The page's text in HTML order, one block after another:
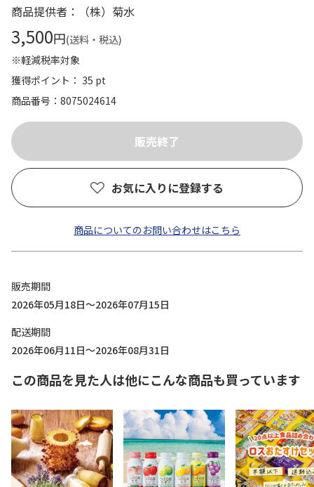
商品提供者：（株）菊水
3,500円(送料・税込)
※軽減税率対象
獲得ポイント： 35 pt
商品番号
8075024614
お気に入りに登録する
商品についてのお問い合わせはこちら
販売期間
2026年05月18日～2026年07月15日
配送期間
2026年06月11日～2026年08月31日
この商品を見た人は他にこんな商品も買っています